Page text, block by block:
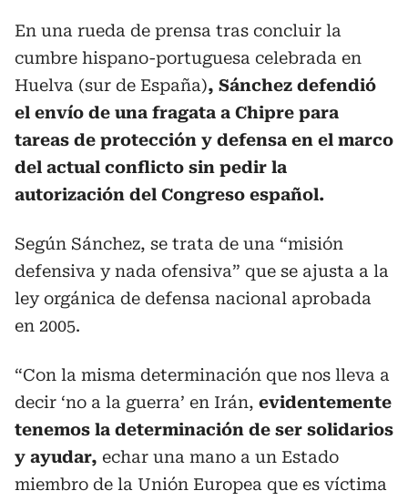
En una rueda de prensa tras concluir la
cumbre hispano-portuguesa celebrada en
Huelva (sur de España), Sánchez defendió
el envío de una fragata a Chipre para
tareas de protección y defensa en el marco
del actual conflicto sin pedir la
autorización del Congreso español.
Según Sánchez, se trata de una “misión
defensiva y nada ofensiva” que se ajusta a la
ley orgánica de defensa nacional aprobada
en 2005.
“Con la misma determinación que nos lleva a
decir ‘no a la guerra’ en Irán, evidentemente
tenemos la determinación de ser solidarios
y ayudar, echar una mano a un Estado
miembro de la Unión Europea que es víctima